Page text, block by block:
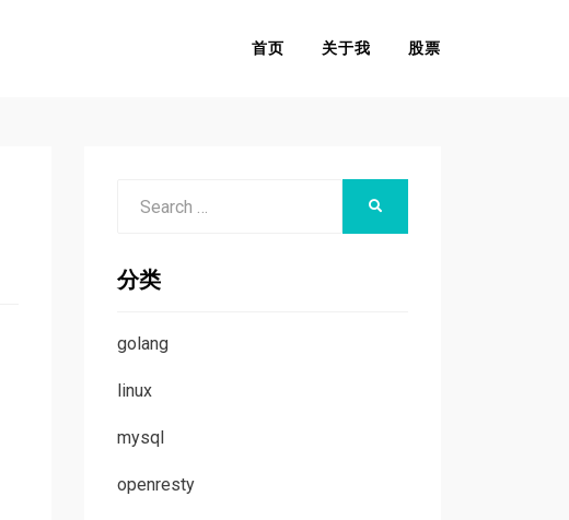
首页 关于我 股票
分类
golang
linux
mysql
openresty